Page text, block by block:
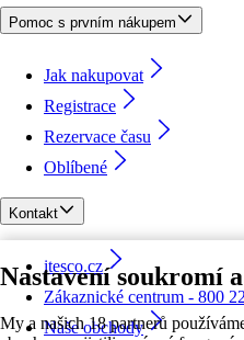
Nastavení soukromí
My a našich 18 partnerů
Pomoc s prvním nákupem
Jak nakupovat
Registrace
Rezervace času
Oblíbené
Kontakt
itesco.cz
Zákaznické centrum - 800
Naše obchody